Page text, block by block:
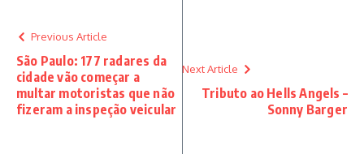
Previous Article
São Paulo: 177 radares da
cidade vão começar a
multar motoristas que não
fizeram a inspeção veicular
Next Article
Tributo ao Hells Angels –
Sonny Barger